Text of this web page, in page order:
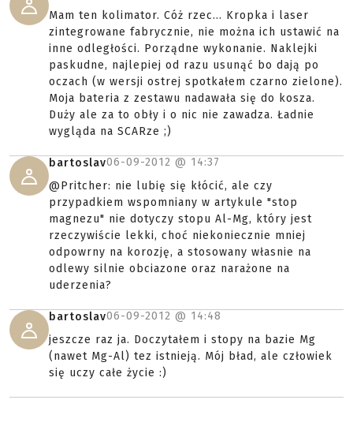
Mam ten kolimator. Cóż rzec... Kropka i laser
zintegrowane fabrycznie, nie można ich ustawić na
inne odległości. Porządne wykonanie. Naklejki
paskudne, najlepiej od razu usunąć bo dają po
oczach (w wersji ostrej spotkałem czarno zielone).
Moja bateria z zestawu nadawała się do kosza.
Duży ale za to obły i o nic nie zawadza. Ładnie
wygląda na SCARze ;)
bartoslav06-09-2012 @ 14:37
@Pritcher: nie lubię się kłócić, ale czy
przypadkiem wspomniany w artykule "stop
magnezu" nie dotyczy stopu Al-Mg, który jest
rzeczywiście lekki, choć niekoniecznie mniej
odpowrny na korozję, a stosowany własnie na
odlewy silnie obciazone oraz narażone na
uderzenia?
bartoslav06-09-2012 @ 14:48
jeszcze raz ja. Doczytałem i stopy na bazie Mg
(nawet Mg-Al) tez istnieją. Mój bład, ale człowiek
się uczy całe życie :)